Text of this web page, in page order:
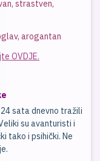
strastven,
arogantan
OVDJE.
sata dnevno tražili
su avanturisti i
tako i psihički. Ne